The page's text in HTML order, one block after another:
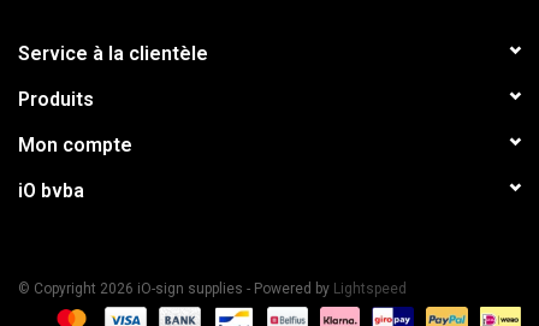
Service à la clientèle
Produits
Mon compte
iO bvba
© Copyright 2026 iO-sign supplies - Powered by Lightspeed